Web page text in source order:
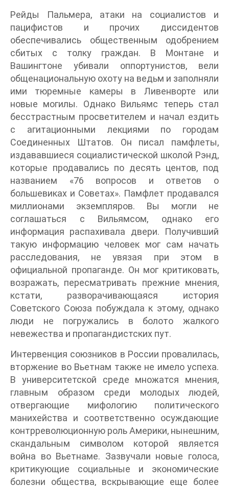
Рейды Пальмера, атаки на социалистов и
пацифистов и прочих диссидентов
обеспечивались общественным одобрением
сбитых с толку граждан. В Монтане и
Вашингтоне убивали оппортунистов, вели
общенациональную охоту на ведьм и заполняли
ими тюремные камеры в Ливенворте или
новые могилы. Однако Вильямс теперь стал
бесстрастным просветителем и начал ездить
с агитационными лекциями по городам
Соединенных Штатов. Он писал памфлеты,
издававшиеся социалистической школой Рэнд,
которые продавались по десять центов, под
названием «76 вопросов и ответов о
большевиках и Советах». Памфлет продавался
миллионами экземпляров. Вы могли не
соглашаться с Вильямсом, однако его
информация распахивала двери. Получивший
такую информацию человек мог сам начать
расследования, не увязая при этом в
официальной пропаганде. Он мог критиковать,
возражать, пересматривать прежние мнения,
кстати, разворачивающаяся история
Советского Союза побуждала к этому, однако
люди не погружались в болото жалкого
невежества и пропагандистских пут.
Интервенция союзников в России провалилась,
вторжение во Вьетнам также не имело успеха.
В университетской среде множатся мнения,
главным образом среди молодых людей,
отвергающие мифологию политического
манихейства и соответственно осуждающие
контрреволюционную роль Америки, нынешним,
скандальным символом которой является
война во Вьетнаме. Зазвучали новые голоса,
критикующие социальные и экономические
болезни общества, вскрывающие еще более